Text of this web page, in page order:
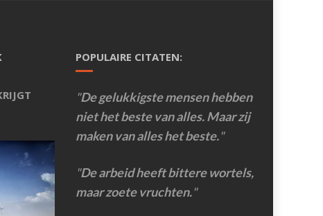
POPULAIRE CITATEN:
De gelukkigste mensen hebben
niet het beste van alles. Maar zij
maken van alles het beste.
De arbeid heeft bittere wortels,
maar zoete vruchten.